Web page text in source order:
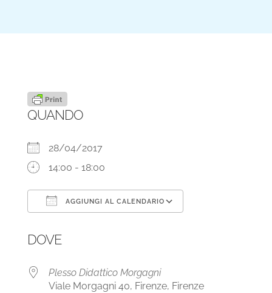
QUANDO
28/04/2017
14:00 - 18:00
AGGIUNGI AL CALENDARIO
DOVE
Plesso Didattico Morgagni
Viale Morgagni 40, Firenze, Firenze